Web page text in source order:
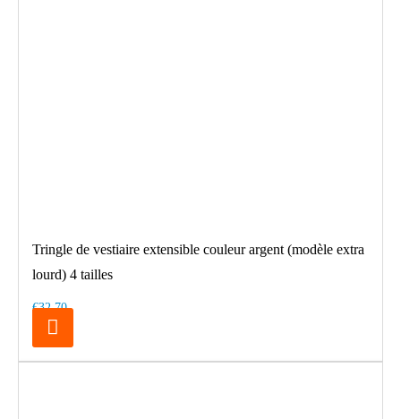
Tringle de vestiaire extensible couleur argent (modèle extra
lourd) 4 tailles
€32.70